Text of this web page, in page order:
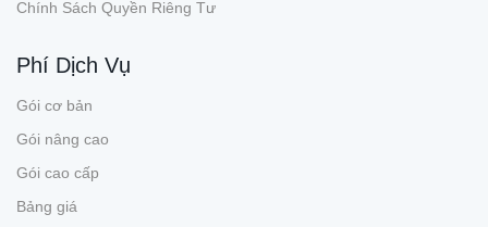
Chính Sách Quyền Riêng Tư
Phí Dịch Vụ
Gói cơ bản
Gói nâng cao
Gói cao cấp
Bảng giá